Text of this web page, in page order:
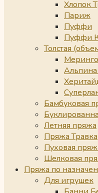
Хлопок
Париж
Пуффи
Пуффи
Толстая
Бамбуковая
Летняя пряжа
Пряжа Травка
Пуховая
Шелковая
Пряжа по
Для игрушек